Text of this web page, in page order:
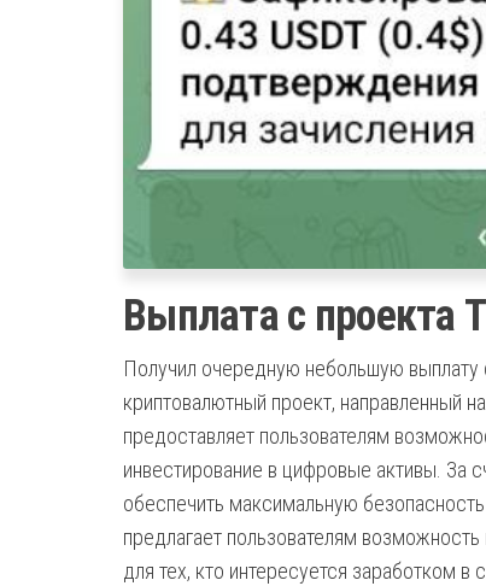
Выплата с проекта
Получил очередную небольшую выплату
криптовалютный проект, направленный
предоставляет пользователям
инвестирование в цифровые активы. За
обеспечить максимальную
предлагает пользователям
для тех, кто интересуется заработком